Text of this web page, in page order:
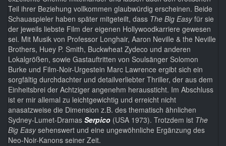
Teil ihrer Beziehung vollkommen glaubwürdig erscheinen. Beide
Schauaspieler haben später mitgeteilt, dass The Big Easyfür sie
der jeweils liebste Film der eigenen Hollywoodkarriere gewesen
sei. Mit Musik von Professor Longhair, Aaron Neville & the Neville
Brothers, Huey P. Smith, Buckwheat Zydeco und anderen
Lokalgrößen, sowie Gastauftritten von Soulsänger Solomon
Burke und Film-Noir-Urgestein Marc Lawrence ergibt sich ein
sorgfältig durchdachter und detailverliebter Thriller, der aus dem
Einheitsbrei der Achtziger angenehm heraussticht. Im Abschluss
ist er mir allemal zu leichtgewichtig und erreicht nicht
anasatzweise die Dimension z.B. des thematisch ähnlichen
Sydney-Lumet-Dramas Serpico (USA 1973). Trotzdem ist The
Big Easysehenswert und eine ungewöhnliche Ergänzung des
Neo-Noir-Kanons seiner Zeit.